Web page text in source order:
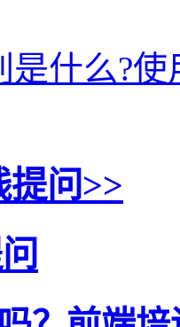
是什么?
提问>>